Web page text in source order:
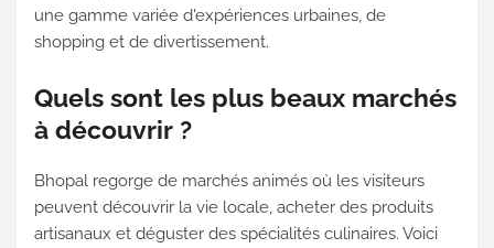
une gamme variée d'expériences urbaines, de
shopping et de divertissement.
Quels sont les plus beaux marchés
à découvrir ?
Bhopal regorge de marchés animés où les visiteurs
peuvent découvrir la vie locale, acheter des produits
artisanaux et déguster des spécialités culinaires. Voici